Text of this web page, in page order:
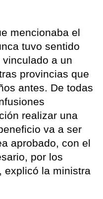
mencionaba el
tuvo sentido
a un
provincias que
antes. De todas
realizar una
va a ser
aprobado, con el
por los
explicó la ministra